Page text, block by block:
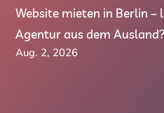
Website mieten in Berlin
Agentur aus dem Ausland?
Aug. 2, 2026